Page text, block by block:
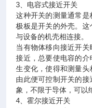
3、电容式接近开关
这种开关的测量通常
极板是开关的外壳。
与设备的机壳相连接。
当有物体移向接近开
接近，总要使电容的
生变化，使得和测量头
由此便可控制开关的
象，不限于导体，可以
4、霍尔接近开关